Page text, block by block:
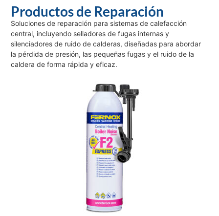
Productos de Reparación
Soluciones de reparación para sistemas de calefacción
central, incluyendo selladores de fugas internas y
silenciadores de ruido de calderas, diseñadas para abordar
la pérdida de presión, las pequeñas fugas y el ruido de la
caldera de forma rápida y eficaz.